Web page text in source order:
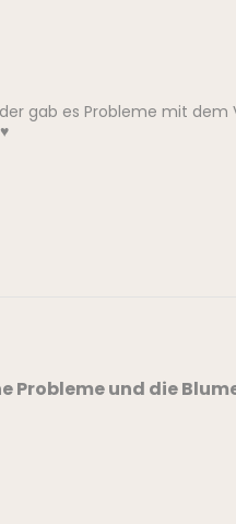
gab es Probleme mit
Probleme und die